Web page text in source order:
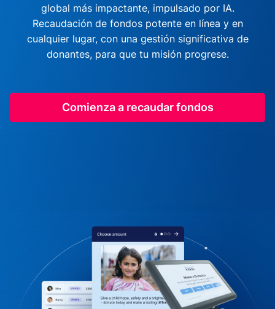
global más impactante, impulsado por IA.
Recaudación de fondos potente en línea y en
cualquier lugar, con una gestión significativa de
donantes, para que tu misión progrese.
Comienza a recaudar fondos